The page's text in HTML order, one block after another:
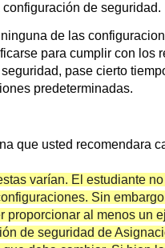
configuración de seguridad.
de las
para cumplir con los
pase cierto
predeterminadas.
que usted recomendara
varían. El estudiante
Sin
proporcionar al menos un
de seguridad de